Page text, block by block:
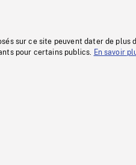
sur ce site peuvent dater de plus
pour certains publics. En savoir